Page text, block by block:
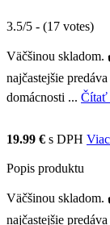
3.5/5 - (17 votes)
Väčšinou skladom.
najčastejšie
domácnosti ... Čítať
19.99 € s DPH
Popis produktu
Väčšinou skladom.
najčastejšie